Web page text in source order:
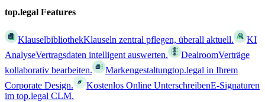
top.legal Features
KlauselbibliothekKlauseln zentral pflegen, überall aktuell.
KI
AnalyseVertragsdaten intelligent auswerten. DealroomVerträge
kollaborativ bearbeiten.
Markengestaltungtop.legal in Ihrem
Corporate Design.
Kostenlos Online UnterschreibenE-Signaturen
im top.legal CLM.